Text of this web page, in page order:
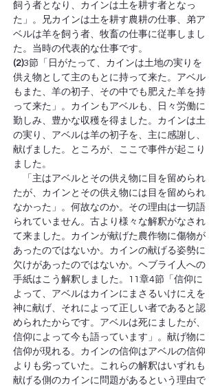
飼う者となり、カインは土を耕す者となっ
た」。兄カインは土を耕す農耕の仕事、弟ア
ベルは羊を飼う者、牧畜の仕事に従事しまし
た。当時の代表的な仕事です。
(2)3節「日がたって、カインは土地の実りを
供え物として主のもとに持って来た。アベル
もまた、羊の初子、その中でも肥えた羊を持
って来た」。カインもアベルも、日々労働に
勤しみ、豊かな収穫を得ました。カインは土
の実り、アベルは羊の初子を、主に感謝し、
献げました。ところが、ここで事件が起こり
ました。
「主はアベルとその供え物に目を留められ
たが、カインとその供え物には目を留められ
なかった」。何故なのか。その理由は一切語
られていません。古より様々な解釈がなされ
て来ました。カインが献げた農作物に傷物が
あったのではないか。カインの献げる姿勢に
欠けがあったのではないか。ヘブライ人への
手紙はこう解釈しました。11章4節「信仰に
よって、アベルはカインにまさるいけにえを
神に献げ、それによって正しい者であると認
められたからです。アベルは死にましたが、
信仰によって今も語っています」。献げ物に
信仰が現れる。カインの信仰はアベルの信仰
よりも劣っていた。これらの解釈はいずれも
献げる側のカインに問題があるという理由で